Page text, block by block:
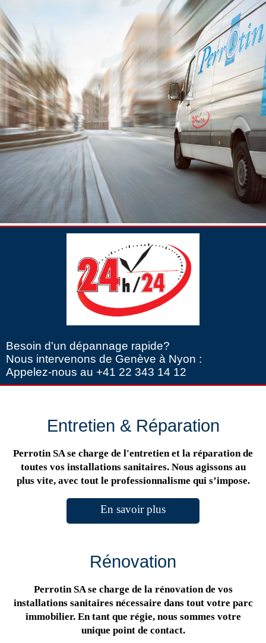
Besoin d'un dépannage rapide?
Nous intervenons de Genève à Nyon :
Appelez-nous au +41 22 343 14 12
Entretien & Réparation
Perrotin SA se charge de l'entretien et la réparation de
toutes vos installations sanitaires. Nous agissons au
plus vite, avec tout le professionnalisme qui s’impose.
En savoir plus
Rénovation
Perrotin SA se charge de la rénovation de vos
installations sanitaires nécessaire dans tout votre parc
immobilier. En tant que régie, nous sommes votre
unique point de contact.